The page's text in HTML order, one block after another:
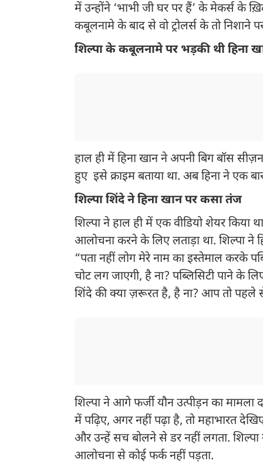
में उन्होंने ‘भाभी जी घर पर हैं’ के मेकर्स के
कबूलनामे के बाद से वो ट्रोलर्स के तो निशाने
शिल्पा के कबूलनामे पर भड़की थी हिना
हाल ही में हिना खान ने अपनी बिग बॉस
हुए इसे क्राइम बताया था. अब हिना ने एक
शिल्पा शिंदे ने हिना खान पर कसा तंज
शिल्पा ने हाल ही में एक वीडियो शेयर
आलोचना करने के लिए लताड़ा था. शिल्पा ने
“पता नहीं लोग मेरे नाम का इस्तेमाल करके
चोट लग जाएगी, है ना? पब्लिसिटी पाने के
शिंदे की क्या ज़रूरत है, है ना? आप तो पहले
शिल्पा ने आगे फर्जी यौन उत्पीड़न का
में पढ़िए, अगर नहीं पढ़ा है, तो महाभारत
और उन्हें सच बोलने से डर नहीं लगता.
आलोचना से कोई फर्क नहीं पड़ता.